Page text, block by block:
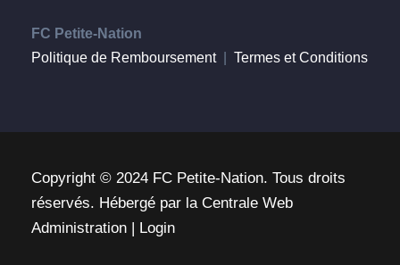
FC Petite-Nation
Politique de Remboursement| Termes et Conditions
Copyright © 2024 FC Petite-Nation. Tous droits
réservés. Hébergé par la Centrale Web
Administration | Login